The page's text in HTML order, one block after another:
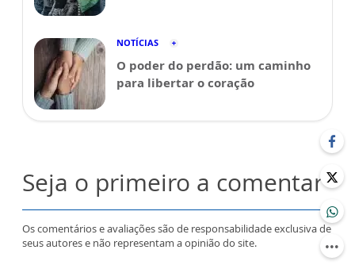
NOTÍCIAS
O poder do perdão: um caminho
para libertar o coração
Seja o primeiro a comentar
Os comentários e avaliações são de responsabilidade exclusiva de
seus autores e não representam a opinião do site.